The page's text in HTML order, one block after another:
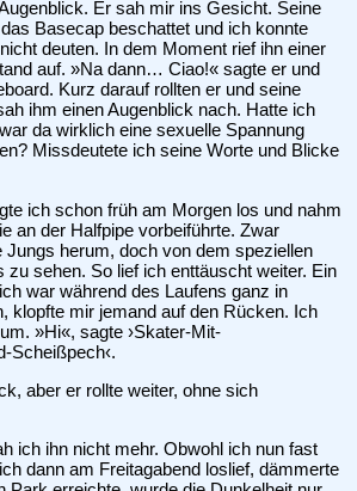
Er sah mir ins Gesicht. Seine
Basecap beschattet und ich konnte
deuten. In dem Moment rief ihn einer
auf. »Na dann… Ciao!« sagte er und
Kurz darauf rollten er und seine
ihm einen Augenblick nach. Hatte ich
da wirklich eine sexuelle Spannung
Missdeutete ich seine Worte und Blicke
ich schon früh am Morgen los und nahm
an der Halfpipe vorbeiführte. Zwar
Jungs herum, doch von dem speziellen
zu sehen. So lief ich enttäuscht weiter. Ein
war während des Laufens ganz in
klopfte mir jemand auf den Rücken. Ich
»Hi«, sagte ›Skater-Mit-
Scheißpech‹.
aber er rollte weiter, ohne sich
ich ihn nicht mehr. Obwohl ich nun fast
dann am Freitagabend loslief, dämmerte